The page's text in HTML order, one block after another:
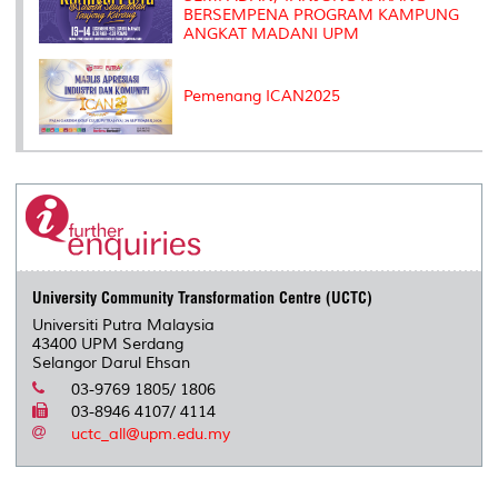
BERSEMPENA PROGRAM KAMPUNG
ANGKAT MADANI UPM
Pemenang ICAN2025
University Community Transformation Centre (UCTC)
Universiti Putra Malaysia
43400 UPM Serdang
Selangor Darul Ehsan
03-9769 1805/ 1806
03-8946 4107/ 4114
uctc_all@upm.edu.my